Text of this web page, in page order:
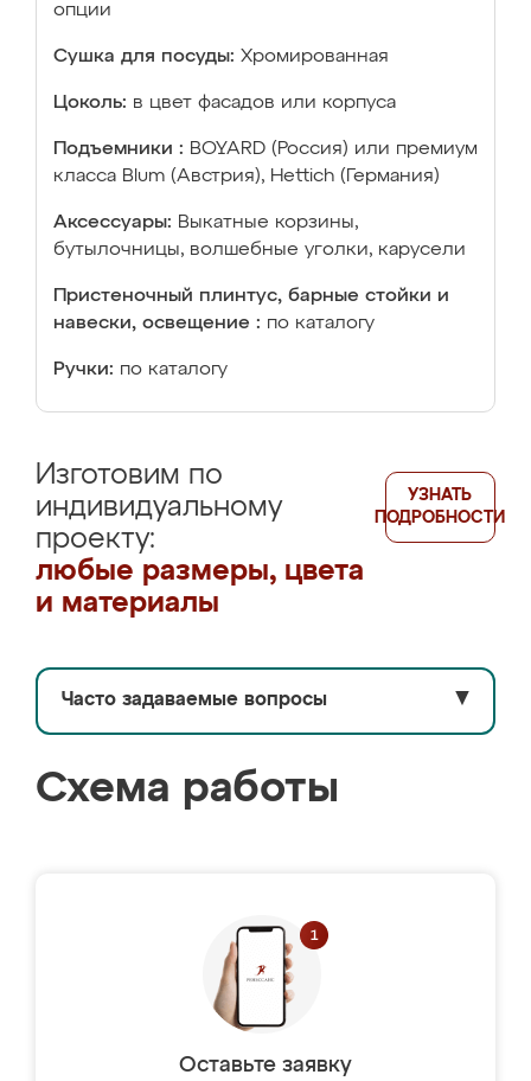
опции
Сушка для посуды: Хромированная
Цоколь: в цвет фасадов или корпуса
Подъемники : BOYARD (Россия) или премиум
класса Blum (Австрия), Hettich (Германия)
Аксессуары: Выкатные корзины,
бутылочницы, волшебные уголки, карусели
Пристеночный плинтус, барные стойки и
навески, освещение : по каталогу
Ручки: по каталогу
Изготовим по
индивидуальному
проекту:
любые размеры, цвета
и материалы
УЗНАТЬ
ПОДРОБНОСТИ
Часто задаваемые вопросы ▼
Схема работы
Оставьте заявку